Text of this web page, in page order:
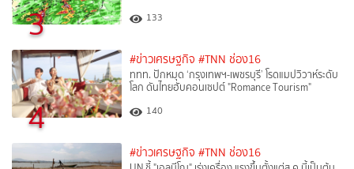
3 133
4
#ข่าวเศรษฐกิจ #TNN ช่อง16
ททท. ปักหมุด ‘กรุงเทพฯ-เพชรบุรี’ โรดแมปวิวาห์ระดับ
โลก ดันไทยฮับคอนเซปต์ "Romance Tourism"
140
#ข่าวเศรษฐกิจ #TNN ช่อง16